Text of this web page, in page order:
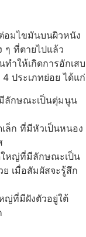
อมไขมันบนผิวหนัง
ๆ ที่ตายไปแล้ว
ำให้เกิดการอักเสบ
ประเภทย่อย ได้แก่
ลักษณะเป็นตุ่มนูน
ล็ก ที่มีหัวเป็นหนอง
ใหญ่ที่มีลักษณะเป็น
เมื่อสัมผัสจะรู้สึก
ญ่ที่มีฝังตัวอยู่ใต้